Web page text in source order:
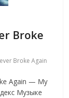
Broke
Broke Again
Again — My
Музыке